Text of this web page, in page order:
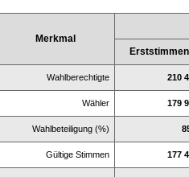
Merkmal
Erststimmen
Wahlberechtigte 210
Wähler 179
Wahlbeteiligung (%)
Gültige Stimmen 177